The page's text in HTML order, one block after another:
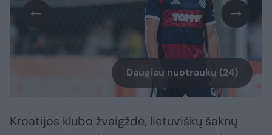
Daugiau nuotraukų (24)
Kroatijos klubo žvaigždė, lietuviškų šaknų